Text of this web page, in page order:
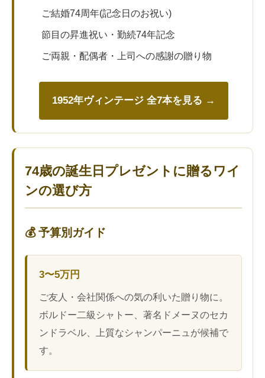
ご結婚74周年(記念日のお祝い)
節目の昇進祝い・勤続74年記念
ご両親・配偶者・上司への感謝の贈り物
1952年ヴィンテージ 全7本を見る →
74歳の誕生日プレゼントに贈るワイ
ンの選び方
💰 予算別ガイド
3〜5万円
ご友人・会社関係への気の利いた贈り物に。
ボルドー二級シャトー、著名ドメーヌのセカ
ンドラベル、上質なシャンパーニュが候補で
す。